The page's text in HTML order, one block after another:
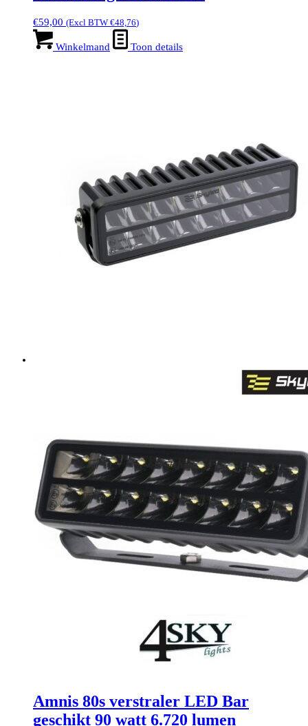
€59,00 (Excl BTW €48,76)
Winkelmand Toon details
Amnis 80s verstraler LED Bar
geschikt 90 watt 6.720 lumen